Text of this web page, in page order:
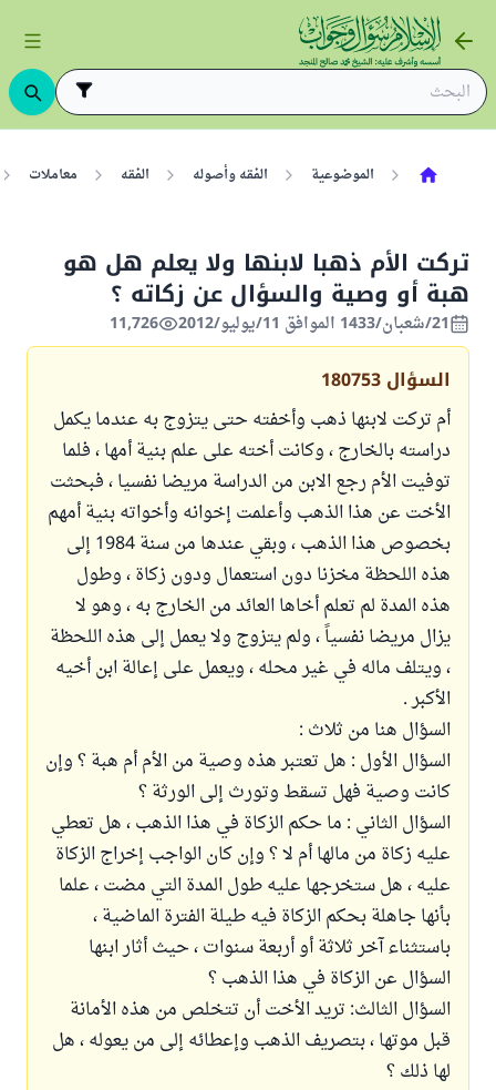
الموضوعية الفقه وأصوله الفقه معاملات
تركت الأم ذهبا لابنها ولا يعلم هل هو
هبة أو وصية والسؤال عن زكاته ؟
21/شعبان/1433 الموافق 11/يوليو/2012 11,726
السؤال 180753
أم تركت لابنها ذهب وأخفته حتى يتزوج به عندما يكمل
دراسته بالخارج ، وكانت أخته على علم بنية أمها ، فلما
توفيت الأم رجع الابن من الدراسة مريضا نفسيا ، فبحثت
الأخت عن هذا الذهب وأعلمت إخوانه وأخواته بنية أمهم
بخصوص هذا الذهب ، وبقي عندها من سنة 1984 إلى
هذه اللحظة مخزنا دون استعمال ودون زكاة ، وطول
هذه المدة لم تعلم أخاها العائد من الخارج به ، وهو لا
يزال مريضا نفسياً ، ولم يتزوج ولا يعمل إلى هذه اللحظة
، ويتلف ماله في غير محله ، ويعمل على إعالة ابن أخيه
الأكبر .
السؤال هنا من ثلاث :
السؤال الأول : هل تعتبر هذه وصية من الأم أم هبة ؟ وإن
كانت وصية فهل تسقط وتورث إلى الورثة ؟
السؤال الثاني : ما حكم الزكاة في هذا الذهب ، هل تعطي
عليه زكاة من مالها أم لا ؟ وإن كان الواجب إخراج الزكاة
عليه ، هل ستخرجها عليه طول المدة التي مضت ، علما
بأنها جاهلة بحكم الزكاة فيه طيلة الفترة الماضية ،
باستثناء آخر ثلاثة أو أربعة سنوات ، حيث أثار ابنها
السؤال عن الزكاة في هذا الذهب ؟
السؤال الثالث: تريد الأخت أن تتخلص من هذه الأمانة
قبل موتها ، بتصريف الذهب وإعطائه إلى من يعوله ، هل
لها ذلك ؟